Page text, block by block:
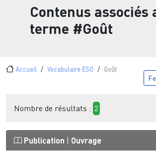
Contenus associés
terme #Goût
Fil d'Ariane
Accueil Vocabulaire ESO Goût
Nombre de résultats : 2
Publication Ouvrage